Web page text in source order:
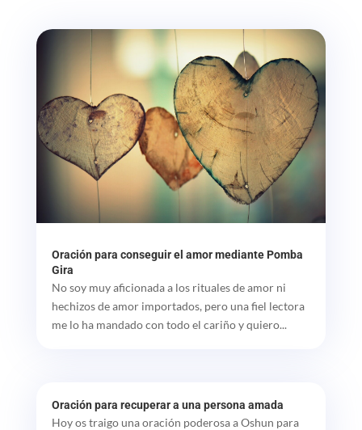
Oración para conseguir el amor mediante Pomba
Gira
No soy muy aficionada a los rituales de amor ni
hechizos de amor importados, pero una fiel lectora
me lo ha mandado con todo el cariño y quiero...
Oración para recuperar a una persona amada
Hoy os traigo una oración poderosa a Oshun para